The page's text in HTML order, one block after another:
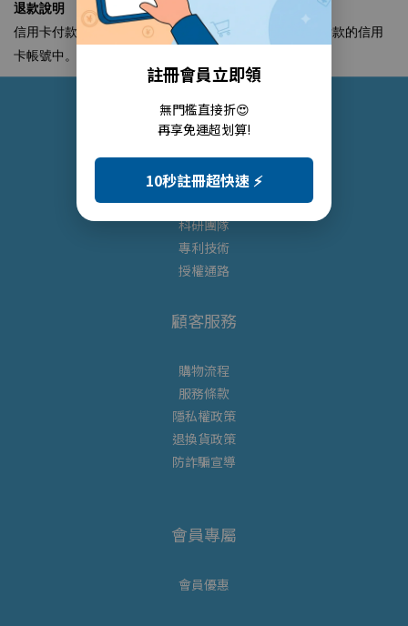
退款說明
信用卡付款：確認退貨成功後，會直接把款項刷退至原付款的信用
卡帳號中。
關於恩基生醫
品牌理念
研發背景
科研團隊
專利技術
授權通路
顧客服務
購物流程
服務條款
隱私權政策
退換貨政策
防詐騙宣導
會員專屬
會員優惠
註冊會員立即領
無門檻直接折😍
再享免運超划算!
10秒註冊超快速 ⚡